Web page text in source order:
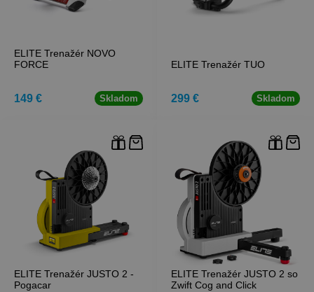
ELITE Trenažér NOVO
FORCE
149 € Skladom
ELITE Trenažér TUO
299 € Skladom
ELITE Trenažér JUSTO 2 -
Pogacar
ELITE Trenažér JUSTO 2 so
Zwift Cog and Click